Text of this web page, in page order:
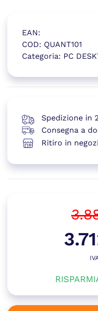
EAN:
COD: QUANT101
Categoria: PC
Spedizione in
Consegna a
Ritiro in